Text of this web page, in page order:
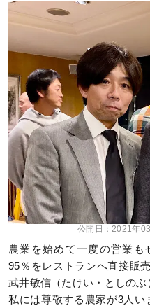
公開日：2021年
農業を始めて一度の営業
95％をレストランへ直接販
武井敏信（たけい・としのぶ
私には尊敬する農家が3人い